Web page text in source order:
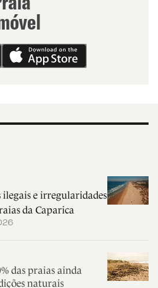
ilegais e irregularidades
da Caparica
das praias ainda
naturais